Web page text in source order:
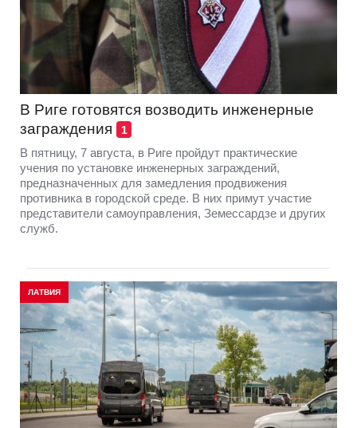
В Риге готовятся возводить инженерные
заграждения
1
В пятницу, 7 августа, в Риге пройдут практические
учения по установке инженерных заграждений,
предназначенных для замедления продвижения
противника в городской среде. В них примут участие
представители самоуправления, Земессардзе и других
служб.
ЛАТВИЯ